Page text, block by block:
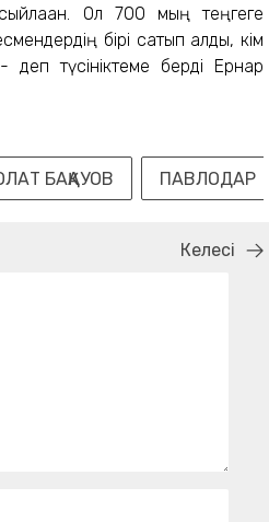
сыйлаған. Ол 700 мың теңгеге
бірі сатып алды, кім
деп түсініктеме берді Ернар
БАҚАУОВ ПАВЛОДАР
Келесі